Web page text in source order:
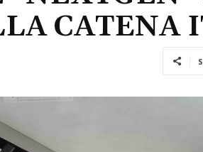
CATENA